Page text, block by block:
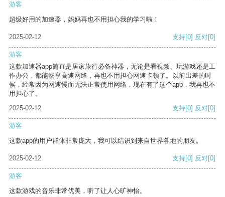
游客
超级好用的加速器，妈妈再也不用担心我的学习啦！
2025-02-12 支持[0] 反对[0]
游客
这款加速器app简直是居家旅行必备神器，无论是看视频、玩游戏还是工
作办公，都能畅享高速网络，再也不用担心网速卡顿了。以前出差的时
候，经常因为网速慢而无法正常使用网络，现在有了这个app，我再也不
用担心了。
2025-02-12
支持[0] 反对[0]
游客
这款app的用户群体非常庞大，我可以结识到来自世界各地的朋友。
2025-02-12 支持[0] 反对[0]
游客
这款游戏的音乐非常优美，听了让人心旷神怡。